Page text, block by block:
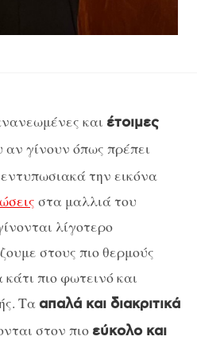
και έτοιμες
αν γίνουν όπως πρέπει
την εικόνα
στα μαλλιά του
λίγοτερο
στους πιο θερμούς
πιο φωτεινό και
Τααπαλά και διακριτικά
στον πιο εύκολο και